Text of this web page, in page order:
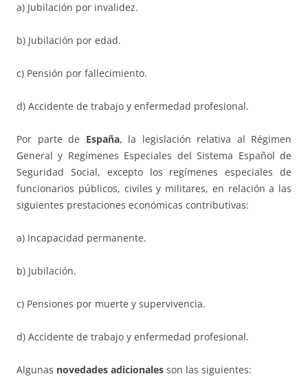
a) Jubilación por invalidez.
b) Jubilación por edad.
c) Pensión por fallecimiento.
d) Accidente de trabajo y enfermedad profesional.
Por parte de España, la legislación relativa al Régimen
General y Regímenes Especiales del Sistema Español de
Seguridad Social, excepto los regímenes especiales de
funcionarios públicos, civiles y militares, en relación a las
siguientes prestaciones económicas contributivas:
a) Incapacidad permanente.
b) Jubilación.
c) Pensiones por muerte y supervivencia.
d) Accidente de trabajo y enfermedad profesional.
Algunas novedades adicionales son las siguientes: